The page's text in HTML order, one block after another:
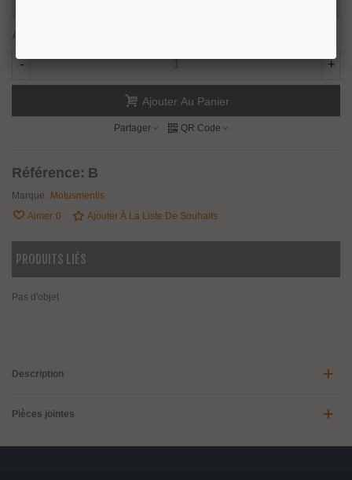
Article disponible sous 15/30 jours ouvrés.
- +
Ajouter Au Panier
Partager QR Code
Référence: B
Marque: Motusmentis
Aimer 0 Ajouter À La Liste De Souhaits
PRODUITS LIÉS
Pas d'objet
Description
Pièces jointes